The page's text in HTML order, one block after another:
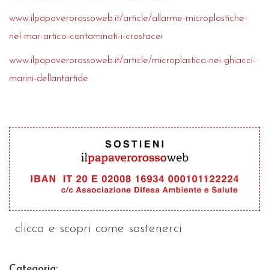
www.ilpapaverorossoweb.it/article/allarme-microplastiche-
nel-mar-artico-contaminati-i-crostacei
www.ilpapaverorossoweb.it/article/microplastica-nei-ghiacci-
marini-dellantartide
clicca e scopri come sostenerci